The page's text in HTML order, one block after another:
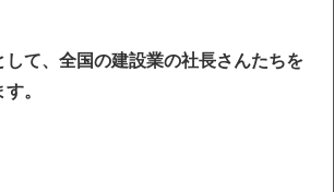
して、全国の建設業の社長さんたちを
。